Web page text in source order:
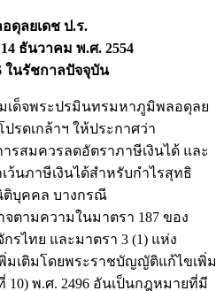
ดุลยเดช ป.ร.
ธันวาคม พ.ศ. 2554
ในรัชกาลปัจจุบัน
ปรมินทรมหาภูมิพลอดุลย
รดเกล้าฯ ให้ประกาศว่า
ลดอัตราภาษีเงินได้ และ
ว้นภาษีเงินได้สำหรับกำไรสุทธิ
บุคคล บางกรณี
มในมาตรา 187 ของ
ไทย และมาตรา 3 (1) แห่ง
มเติมโดยพระราชบัญญัติแก้ไขเพิ่ม
10) พ.ศ. 2496 อันเป็นกฎหมายที่มี